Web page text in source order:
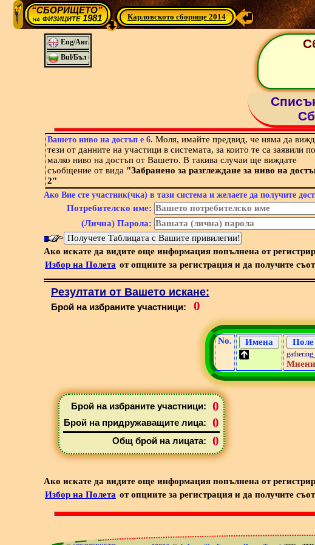
“СБОРИЩЕТО”
нафизиците 1981 Карловското сборище 2014
Eng/Анг
Bul/Бъл
Вашето ниво на достъп е 6. Моля, имайте предвид, че няма да
тези от данните на участици в системата, за които те са заявили
малко ниво на достъп от Вашето. В такива случаи ще виждате
съобщение от вида "Забранено за разглеждане за ниво на
2"
Ако Вие сте участник(чка) в тази система и желаете да получите
Потребителско име:
(Лична) Парола:
Ако искате да видите още информация попълнена от
Избор на Полета от опциите за регистрация и да получите
Резултати от Вашето искане:
Брой на избраните участници: 0
No.
Брой на избраните участници: 0
Брой на придружаващите лица: 0
Общ брой на лицата: 0
Ако искате да видите още информация попълнена от
Избор на Полета от опциите за регистрация и да получите